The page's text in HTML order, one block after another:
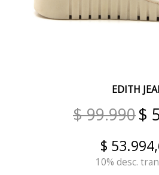
SUELA/NEGRO/
NUDE/MARFIL/
PELTRE/PLATA/
RAYA GRIS
EDITH
$ 99.990$
$
10% desc.